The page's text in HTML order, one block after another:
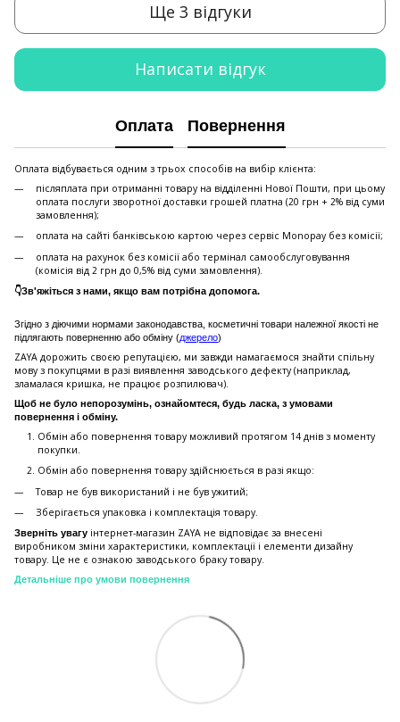
Ще 3 відгуки
Написати відгук
Оплата Повернення
Оплата відбувається одним з трьох способів на вибір клієнта:
післяплата при отриманні товару на відділенні Нової Пошти, при цьому
оплата послуги зворотної доставки грошей платна (20 грн + 2% від суми
замовлення);
оплата на сайті банківською картою через сервіс Monopay без комісії;
оплата на рахунок без комісії або термінал самообслуговування
(комісія від 2 грн до 0,5% від суми замовлення).
👇Зв'яжіться з нами, якщо вам потрібна допомога.
Згідно з діючими нормами законодавства, косметичні товари належної якості не
підлягають поверненню або обміну (джерело)
ZAYA дорожить своєю репутацією, ми завжди намагаємося знайти спільну
мову з покупцями в разі виявлення заводського дефекту (наприклад,
зламалася кришка, не працює розпилювач).
Щоб не було непорозумінь, ознайомтеся, будь ласка, з умовами
повернення і обміну.
Обмін або повернення товару можливий протягом 14 днів з моменту
покупки.
Обмiн або повернення товару здійснюється в разі якщо:
Товар не був використаний і не був ужитий;
Зберiгається упаковка і комплектація товару.
Зверніть увагу інтернет-магазин ZAYA не відповідає за внесені
виробником зміни характеристики, комплектації і елементи дизайну
товару. Це не є ознакою заводського браку товару.
Детальніше про умови повернення